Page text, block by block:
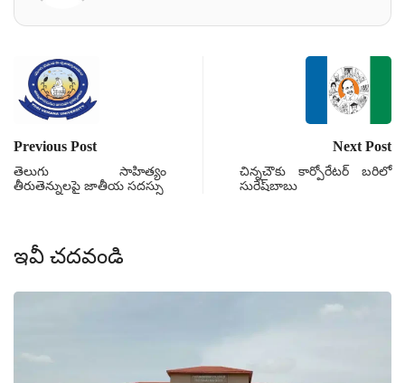
Previous Post
తెలుగు సాహిత్యం
తీరుతెన్నులపై జాతీయ సదస్సు
Next Post
చిన్నచౌకు కార్పోరేటర్ బరిలో
సురేష్‌బాబు
ఇవీ చదవండి